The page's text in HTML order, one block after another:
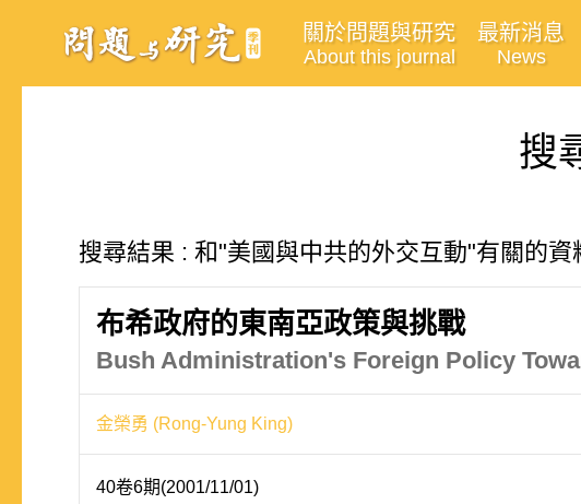
關於問題與研究
About this journal
最新消息
News
搜
搜尋結果 : 和"美國與中共的外交互動"有關的資
布希政府的東南亞政策與挑戰
Bush Administration's Foreign Policy
金榮勇 (Rong-Yung King)
40卷6期(2001/11/01)